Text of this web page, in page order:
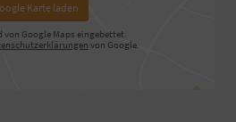
Karte laden
von Google Maps eingebettet.
von Google.